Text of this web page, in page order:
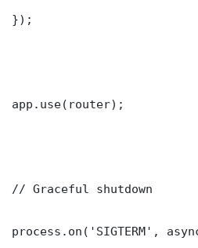
});
app.use(router);
// Graceful shutdown
process.on('SIGTERM',